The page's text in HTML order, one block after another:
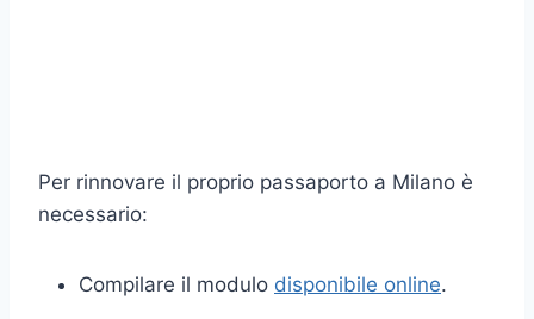
Per rinnovare il proprio passaporto a Milano è
necessario:
Compilare il modulo disponibile online.